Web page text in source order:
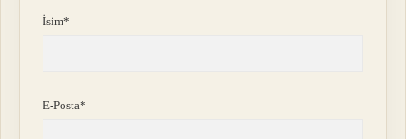
İsim*
E-Posta*